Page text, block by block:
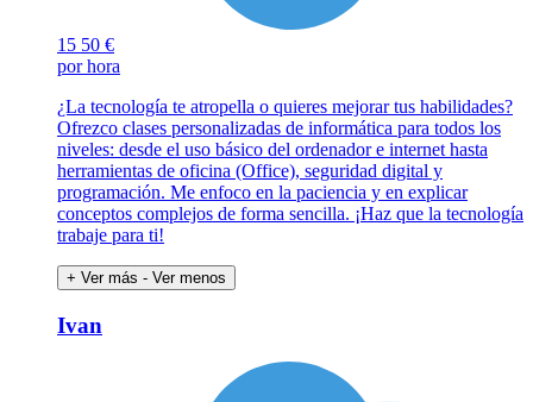
15 50 €
por hora
¿La tecnología te atropella o quieres mejorar tus habilidades?
Ofrezco clases personalizadas de informática para todos los
niveles: desde el uso básico del ordenador e internet hasta
herramientas de oficina (Office), seguridad digital y
programación. Me enfoco en la paciencia y en explicar
conceptos complejos de forma sencilla. ¡Haz que la tecnología
trabaje para ti!
+ Ver más - Ver menos
Ivan